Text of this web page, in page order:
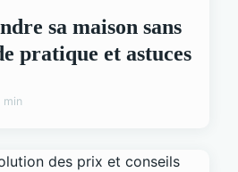
sa maison sans
pratique et astuces